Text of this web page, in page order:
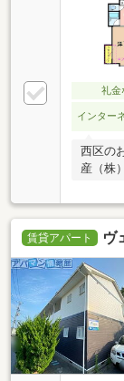
礼金
インター
西区の
産（株
賃貸アパート ヴ